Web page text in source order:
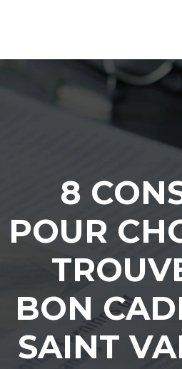
8
POUR
BON
SAINT